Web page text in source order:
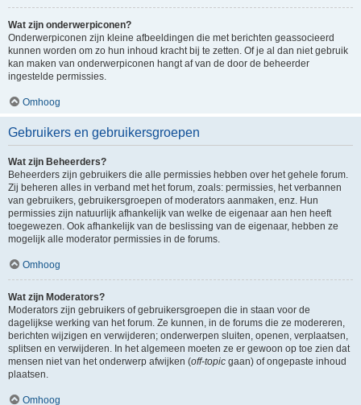
Wat zijn onderwerpiconen?
Onderwerpiconen zijn kleine afbeeldingen die met berichten geassocieerd
kunnen worden om zo hun inhoud kracht bij te zetten. Of je al dan niet gebruik
kan maken van onderwerpiconen hangt af van de door de beheerder
ingestelde permissies.
Omhoog
Gebruikers en gebruikersgroepen
Wat zijn Beheerders?
Beheerders zijn gebruikers die alle permissies hebben over het gehele forum.
Zij beheren alles in verband met het forum, zoals: permissies, het verbannen
van gebruikers, gebruikersgroepen of moderators aanmaken, enz. Hun
permissies zijn natuurlijk afhankelijk van welke de eigenaar aan hen heeft
toegewezen. Ook afhankelijk van de beslissing van de eigenaar, hebben ze
mogelijk alle moderator permissies in de forums.
Omhoog
Wat zijn Moderators?
Moderators zijn gebruikers of gebruikersgroepen die in staan voor de
dagelijkse werking van het forum. Ze kunnen, in de forums die ze modereren,
berichten wijzigen en verwijderen; onderwerpen sluiten, openen, verplaatsen,
splitsen en verwijderen. In het algemeen moeten ze er gewoon op toe zien dat
mensen niet van het onderwerp afwijken (off-topic gaan) of ongepaste inhoud
plaatsen.
Omhoog